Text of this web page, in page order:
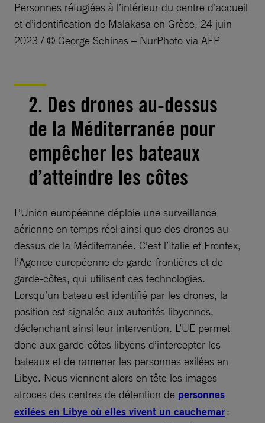
Personnes réfugiées à l’intérieur du centre d’accueil
et d’identification de Malakasa en Grèce, 24 juin
2023 / © George Schinas – NurPhoto via AFP
2. Des drones au-dessus
de la Méditerranée pour
empêcher les bateaux
d’atteindre les côtes
L’Union européenne déploie une surveillance
aérienne en temps réel ainsi que des drones au-
dessus de la Méditerranée. C’est l’Italie et Frontex,
l’Agence européenne de garde-frontières et de
garde-côtes, qui utilisent ces technologies.
Lorsqu’un bateau est identifié par les drones, la
position est signalée aux autorités libyennes,
déclenchant ainsi leur intervention. L’UE permet
donc aux garde-côtes libyens d’intercepter les
bateaux et de ramener les personnes exilées en
Libye. Nous viennent alors en tête les images
atroces des centres de détention de personnes
exilées en Libye où elles vivent un cauchemar: